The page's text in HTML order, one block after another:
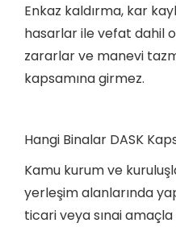
Enkaz kaldırma, kar
hasarlar ile vefat dahil
zararlar ve manevi
kapsamına girmez.
Hangi Binalar DASK
Kamu kurum ve
yerleşim alanlarında
ticari veya sınai